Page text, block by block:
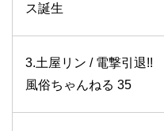
ス誕生
3.土屋リン / 電撃引退!!
風俗ちゃんねる 35